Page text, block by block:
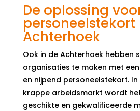
De oplossing
personeelstekort
Achterhoek
Ook in de Achterhoek hebben
organisaties te maken met
en nijpend personeelstekort.
krappe arbeidsmarkt wordt
geschikte en gekwalificeerde